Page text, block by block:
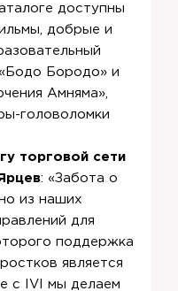
доступны
добрые и
Бородо» и
Амняма»,
головоломки
торговой сети
: «Забота о
из наших
для
поддержка
является
с IVI мы делаем